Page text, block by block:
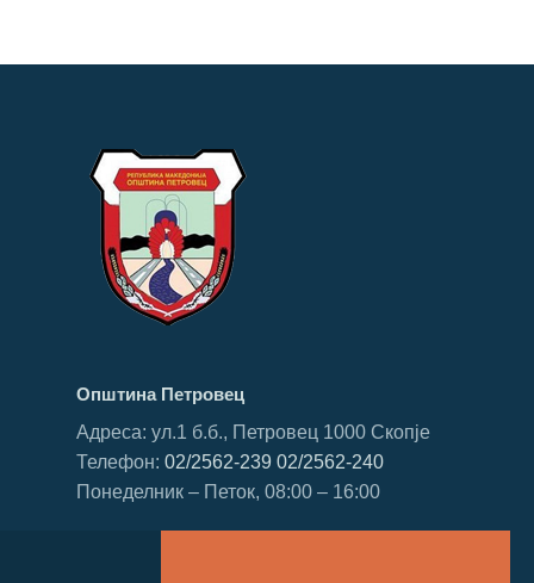
Општина Петровец
Адреса: ул.1 б.б., Петровец 1000 Скопје
Телефон: 02/2562-239 02/2562-240
Понеделник – Петок, 08:00 – 16:00